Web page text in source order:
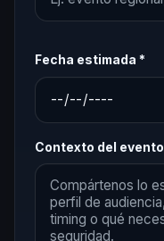
Fecha estimada *
Contexto del evento